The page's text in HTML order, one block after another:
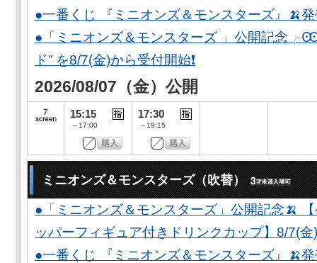
●一番くじ 『ミニオンズ＆モンスターズ』🍌
●「ミニオンズ＆モンスターズ 」公開記念
ド” を8/7(金)から受付開始❗️
2026/08/07（金）公開
15:15
～17:00
17:30
～19:15
ミニオンズ＆モンスターズ（吹替）
●「ミニオンズ＆モンスターズ」公開記念🍌
ッパーフィギュア付きドリンクカップ】8/7(金
●一番くじ 『ミニオンズ＆モンスターズ』🍌